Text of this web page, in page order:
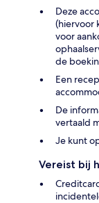
Deze
(hiervoor
voor
de
Een
De
vertaald
Je kunt
Vereist bij